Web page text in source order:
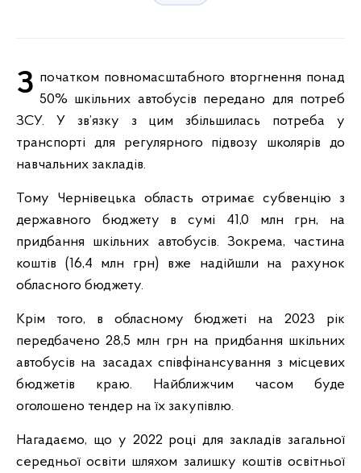
З початком повномасштабного вторгнення понад 50% шкільних автобусів передано для потреб
ЗСУ. У зв’язку з цим збільшилась потреба у
транспорті для регулярного підвозу школярів до
навчальних закладів.
Тому Чернівецька область отримає субвенцію з
державного бюджету в сумі 41,0 млн грн, на
придбання шкільних автобусів. Зокрема, частина
коштів (16,4 млн грн) вже надійшли на рахунок
обласного бюджету.
Крім того, в обласному бюджеті на 2023 рік
передбачено 28,5 млн грн на придбання шкільних
автобусів на засадах співфінансування з місцевих
бюджетів краю. Найближчим часом буде
оголошено тендер на їх закупівлю.
Нагадаємо, що у 2022 році для закладів загальної
середньої освіти шляхом залишку коштів освітньої